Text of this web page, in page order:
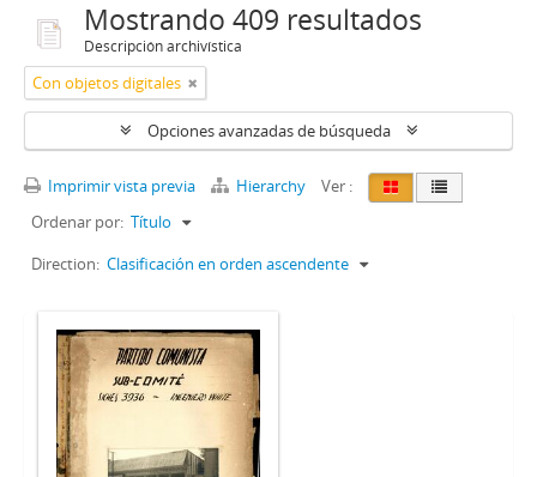
Mostrando 409 resultados
Descripción archivística
Con objetos digitales
Opciones avanzadas de búsqueda
Imprimir vista previa Hierarchy
Ver :
Ordenar por: Título
Direction: Clasificación en orden ascendente